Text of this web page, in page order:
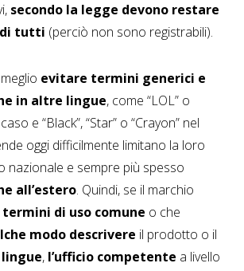
secondo la legge devono restare
di tutti (perciò non sono registrabili).
evitare termini generici e
in altre lingue, come “LOL” o
e “Black”, “Star” o “Crayon” nel
oggi difficilmente limitano la loro
nazionale e sempre più spesso
all’estero. Quindi, se il marchio
di uso comune o che
modo descrivere il prodotto o il
, l’ufficio competente a livello